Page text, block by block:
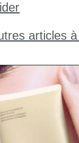
articles